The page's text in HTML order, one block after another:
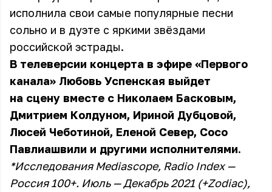
исполнила свои самые популярные песни
сольно и в дуэте с яркими звёздами
российской эстрады.
В телеверсии концерта в эфире «Первого
канала» Любовь Успенская выйдет
на сцену вместе с Николаем Басковым,
Дмитрием Колдуном, Ириной Дубцовой,
Люсей Чеботиной, Еленой Север, Сосо
Павлиашвили и другими исполнителями.
*Исследования Mediascope, Radio Index —
Россия 100+. Июль — Декабрь 2021 (+Zodiac),